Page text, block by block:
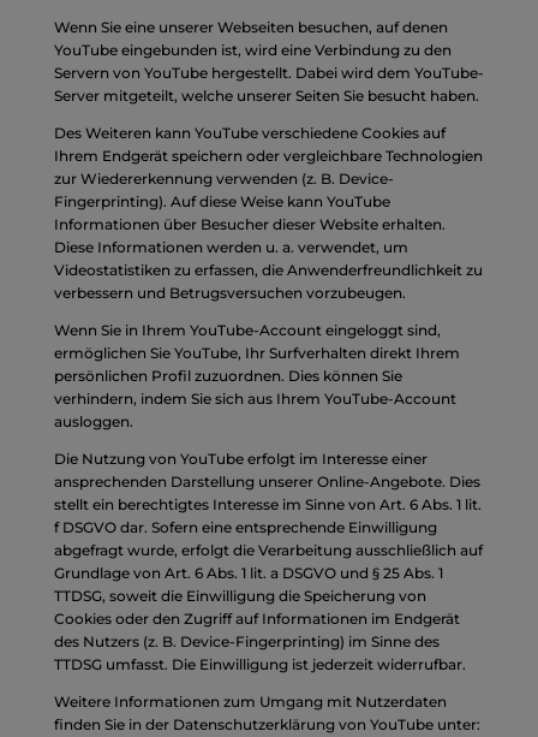
Wenn Sie eine unserer Webseiten besuchen, auf denen
YouTube eingebunden ist, wird eine Verbindung zu den
Servern von YouTube hergestellt. Dabei wird dem YouTube-
Server mitgeteilt, welche unserer Seiten Sie besucht haben.
Des Weiteren kann YouTube verschiedene Cookies auf
Ihrem Endgerät speichern oder vergleichbare Technologien
zur Wiedererkennung verwenden (z. B. Device-
Fingerprinting). Auf diese Weise kann YouTube
Informationen über Besucher dieser Website erhalten.
Diese Informationen werden u. a. verwendet, um
Videostatistiken zu erfassen, die Anwenderfreundlichkeit zu
verbessern und Betrugsversuchen vorzubeugen.
Wenn Sie in Ihrem YouTube-Account eingeloggt sind,
ermöglichen Sie YouTube, Ihr Surfverhalten direkt Ihrem
persönlichen Profil zuzuordnen. Dies können Sie
verhindern, indem Sie sich aus Ihrem YouTube-Account
ausloggen.
Die Nutzung von YouTube erfolgt im Interesse einer
ansprechenden Darstellung unserer Online-Angebote. Dies
stellt ein berechtigtes Interesse im Sinne von Art. 6 Abs. 1 lit.
f DSGVO dar. Sofern eine entsprechende Einwilligung
abgefragt wurde, erfolgt die Verarbeitung ausschließlich auf
Grundlage von Art. 6 Abs. 1 lit. a DSGVO und § 25 Abs. 1
TTDSG, soweit die Einwilligung die Speicherung von
Cookies oder den Zugriff auf Informationen im Endgerät
des Nutzers (z. B. Device-Fingerprinting) im Sinne des
TTDSG umfasst. Die Einwilligung ist jederzeit widerrufbar.
Weitere Informationen zum Umgang mit Nutzerdaten
finden Sie in der Datenschutzerklärung von YouTube unter: